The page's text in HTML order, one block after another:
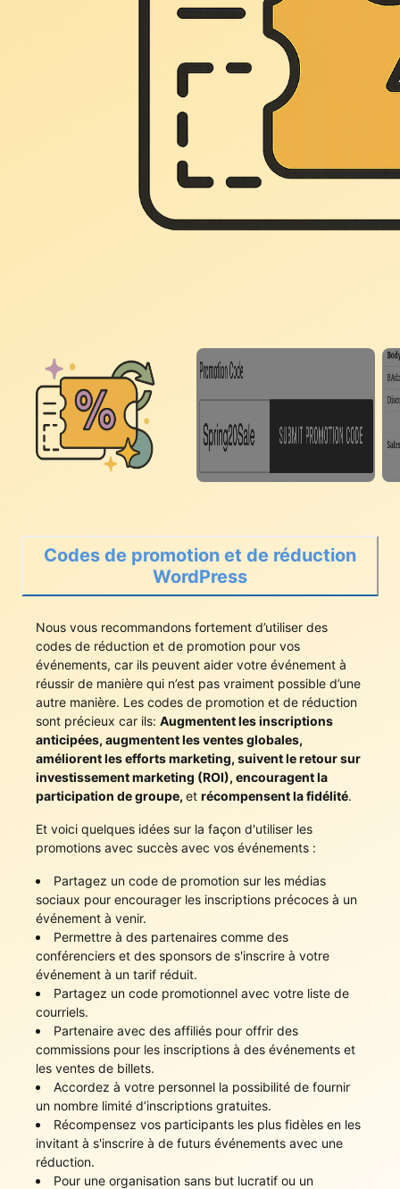
Codes de promotion et de réduction
WordPress
Nous vous recommandons fortement d’utiliser des
codes de réduction et de promotion pour vos
événements, car ils peuvent aider votre événement à
réussir de manière qui n’est pas vraiment possible d’une
autre manière. Les codes de promotion et de réduction
sont précieux car ils: Augmentent les inscriptions
anticipées, augmentent les ventes globales,
améliorent les efforts marketing, suivent le retour sur
investissement marketing (ROI), encouragent la
participation de groupe, et récompensent la fidélité.
Et voici quelques idées sur la façon d'utiliser les
promotions avec succès avec vos événements :
Partagez un code de promotion sur les médias
sociaux pour encourager les inscriptions précoces à un
événement à venir.
Permettre à des partenaires comme des
conférenciers et des sponsors de s'inscrire à votre
événement à un tarif réduit.
Partagez un code promotionnel avec votre liste de
courriels.
Partenaire avec des affiliés pour offrir des
commissions pour les inscriptions à des événements et
les ventes de billets.
Accordez à votre personnel la possibilité de fournir
un nombre limité d’inscriptions gratuites.
Récompensez vos participants les plus fidèles en les
invitant à s'inscrire à de futurs événements avec une
réduction.
Pour une organisation sans but lucratif ou un